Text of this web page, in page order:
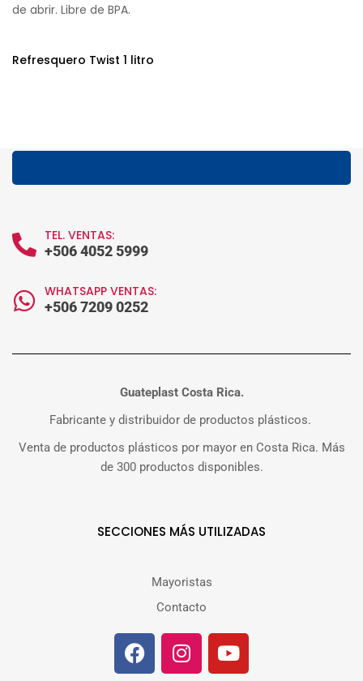
de abrir. Libre de BPA.
Refresquero Twist 1 litro
TEL. VENTAS:
+506 4052 5999
WHATSAPP VENTAS:
+506 7209 0252
Guateplast Costa Rica.
Fabricante y distribuidor de productos plásticos.
Venta de productos plásticos por mayor en Costa Rica. Más
de 300 productos disponibles.
SECCIONES MÁS UTILIZADAS
Mayoristas
Contacto